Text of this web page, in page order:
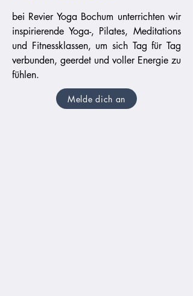
bei Revier Yoga Bochum unterrichten wir
inspirierende Yoga-, Pilates, Meditations
und Fitnessklassen, um sich Tag für Tag
verbunden, geerdet und voller Energie zu
fühlen.
Melde dich an